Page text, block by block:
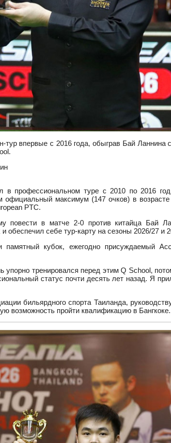
тур впервые с 2016 года, обыграв Бай
в профессиональном туре с 2010 по 2016
максимум (147 очков) в
PTC.
повести в матче 2-0 против китайца Бай
обеспечил себе тур-карту на сезоны 2026/27 и
памятный кубок, ежегодно присуждаемый
упорно тренировался перед этим Q School,
статус почти десять лет назад. Я
бильярдного спорта Таиланда,
возможность пройти квалификацию в Бангкоке.